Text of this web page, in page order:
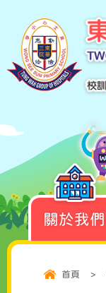
關於我們
首頁 >